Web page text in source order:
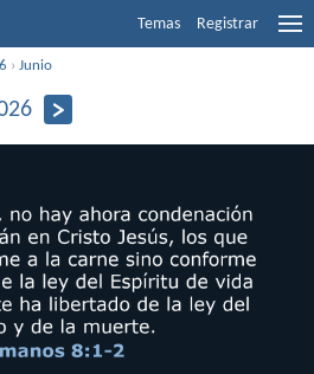
Temas Registrar
›Junio